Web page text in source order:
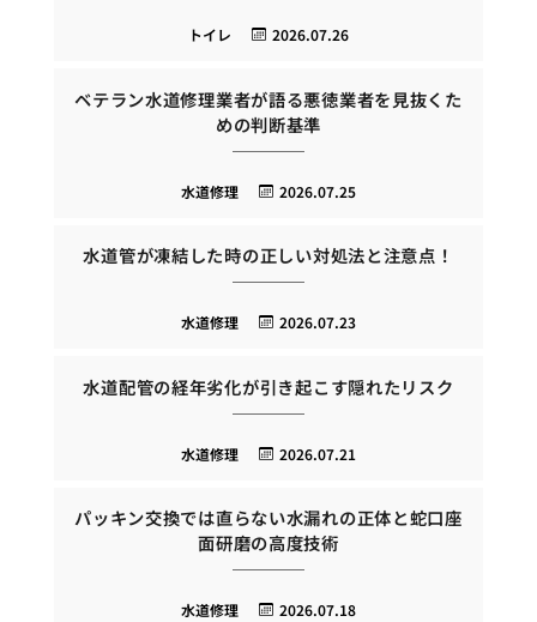
2026.07.26
トイレ
ベテラン水道修理業者が語る悪徳業者を見抜くた
めの判断基準
2026.07.25
水道修理
水道管が凍結した時の正しい対処法と注意点！
2026.07.23
水道修理
水道配管の経年劣化が引き起こす隠れたリスク
2026.07.21
水道修理
パッキン交換では直らない水漏れの正体と蛇口座
面研磨の高度技術
2026.07.18
水道修理